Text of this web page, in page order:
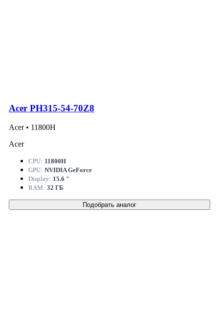
Acer PH315-54-70Z8
Acer • 11800H
Acer
CPU: 11800H
GPU: NVIDIA GeForce
Display: 15.6 "
RAM: 32 ГБ
Подобрать аналог